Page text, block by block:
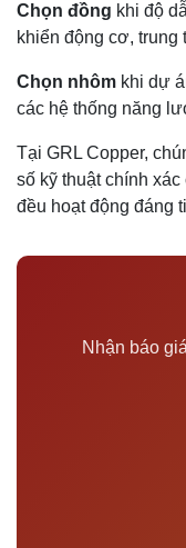
Chọn đồng khi độ
khiển động cơ,
Chọn nhôm khi dự
các hệ thống năng
Tại GRL Copper,
số kỹ thuật chính
đều hoạt động đáng
Nhận báo